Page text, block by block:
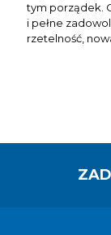
tym porządek.
i pełne
rzetelność,